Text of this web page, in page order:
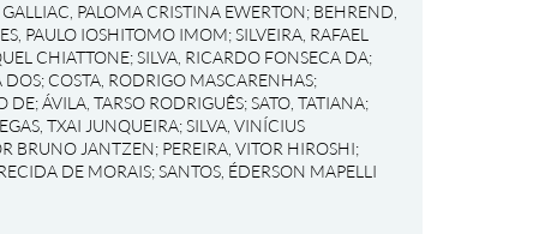
GALLIAC, PALOMA CRISTINA EWERTON; BEHREND,
PAULO IOSHITOMO IMOM;SILVEIRA, RAFAEL
CHIATTONE;SILVA, RICARDO FONSECA DA;
DOS; COSTA, RODRIGO MASCARENHAS;
DE;ÁVILA, TARSO RODRIGUÊS;SATO, TATIANA;
TXAI JUNQUEIRA;SILVA, VINÍCIUS
BRUNO JANTZEN; PEREIRA, VITOR HIROSHI;
DE MORAIS;SANTOS, ÉDERSON MAPELLI